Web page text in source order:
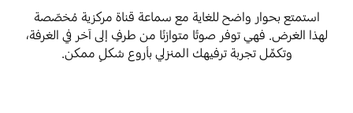
استمتع بحوار واضح للغاية مع سماعة قناة مركزية مُخصّصة
لهذا الغرض. فهي توفر صوتًا متوازنًا من طرفٍ إلى آخر في الغرفة،
وتكمِّل تجربة ترفيهك المنزلي بأروع شكلٍ ممكن.